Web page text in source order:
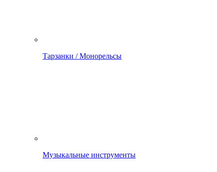
Тарзанки / Монорельсы
Музыкальные инструменты